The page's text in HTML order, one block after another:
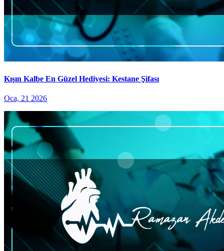
Kışın Kalbe En Güzel Hediyesi: Kestane Şifası
Oca, 21 2026